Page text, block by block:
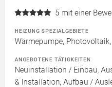
5 mit einer
HEIZUNG SPEZIALGEBIETE
Wärmepumpe,
ANGEBOTENE TÄTIGKEITEN
Neuinstallation / Einbau,
& Installation, Aufbau /